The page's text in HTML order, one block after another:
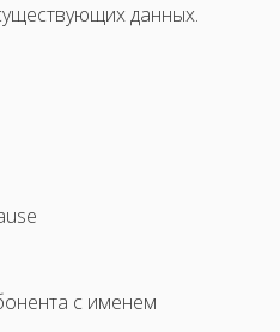
данных.
c именем